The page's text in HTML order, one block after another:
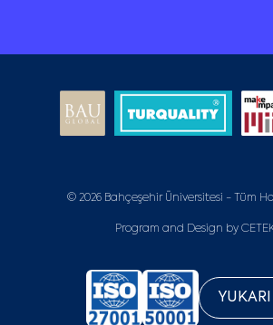
© 2026 Bahçeşehir Üniversitesi - Tüm
Program and Design by